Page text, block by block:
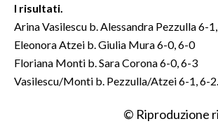
GOSSIP
SALUTE
SARDEGNA TURISMO
I risultati.
Arina Vasilescu b. Alessandra Pezzulla 6-
Eleonora Atzei b. Giulia Mura 6-0, 6-0
Floriana Monti b. Sara Corona 6-0, 6-3
Vasilescu/Monti b. Pezzulla/Atzei 6-1, 6-2.
© Riproduzione